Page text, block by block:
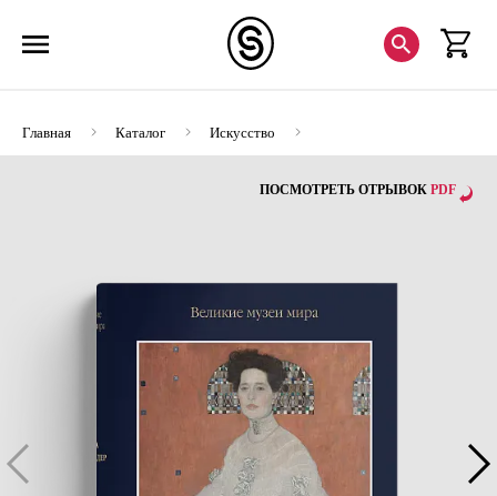
Главная Каталог
Искусство
Альбомы по искусству
Вена. Бельведер
ПОСМОТРЕТЬ ОТРЫВОК PDF